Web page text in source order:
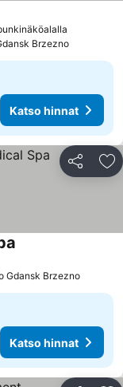
Brzezno
Katso hinnat
Jaa
hinnat
Gdansk Brzezno
Katso hinnat